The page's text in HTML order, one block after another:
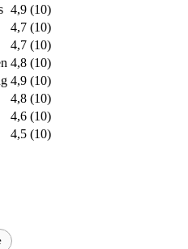
4,9 (10)
4,7 (10)
4,7 (10)
4,8 (10)
4,9 (10)
4,8 (10)
4,6 (10)
4,5 (10)